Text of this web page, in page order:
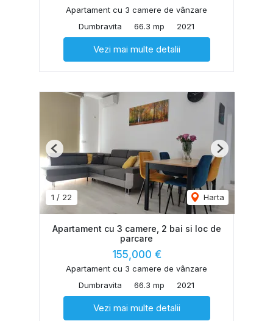
Apartament cu 3 camere de vânzare
Dumbravita
66.3 mp 2021
Vezi mai multe detalii
1 / 22 Harta
Previous Next
Apartament cu 3 camere, 2 bai si loc de
parcare
155,000 €
Apartament cu 3 camere de vânzare
Dumbravita
66.3 mp 2021
Vezi mai multe detalii